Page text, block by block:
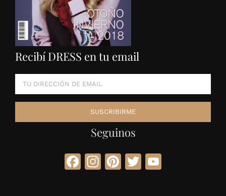
Recibí DRESS en tu email
Seguinos
Facebook
Instagram
Pinterest
Twitter